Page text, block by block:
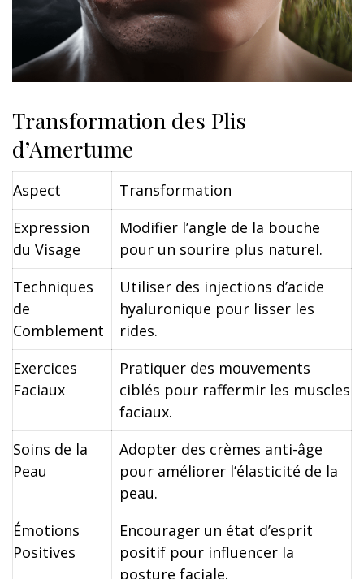
Transformation des Plis
d’Amertume
Aspect
Transformation
Expression
du Visage
Modifier l’angle de la bouche
pour un sourire plus naturel.
Techniques
de
Comblement
Utiliser des injections d’acide
hyaluronique pour lisser les
rides.
Exercices
Faciaux
Pratiquer des mouvements
ciblés pour raffermir les muscles
faciaux.
Soins de la
Peau
Adopter des crèmes anti-âge
pour améliorer l’élasticité de la
peau.
Émotions
Positives
Encourager un état d’esprit
positif pour influencer la
posture faciale.